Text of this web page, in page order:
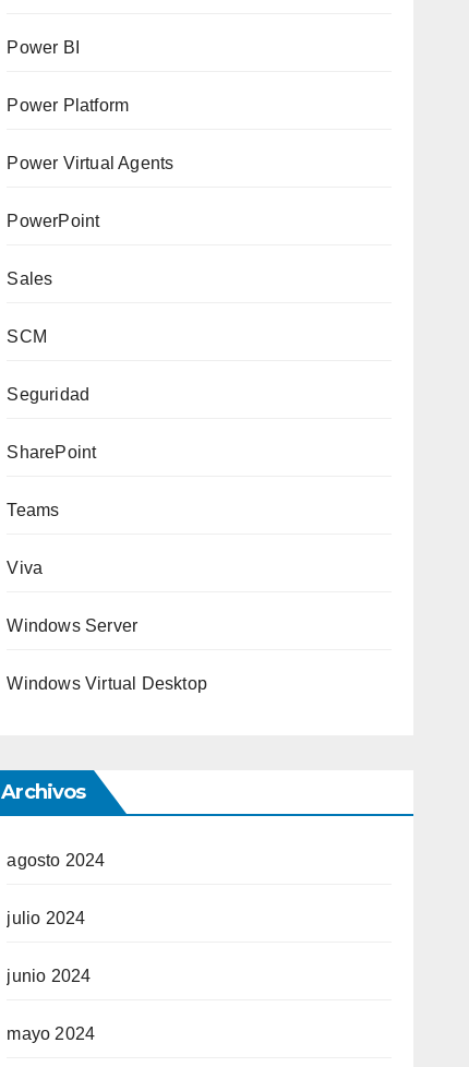
Power BI
Power Platform
Power Virtual Agents
PowerPoint
Sales
SCM
Seguridad
SharePoint
Teams
Viva
Windows Server
Windows Virtual Desktop
Archivos
agosto 2024
julio 2024
junio 2024
mayo 2024